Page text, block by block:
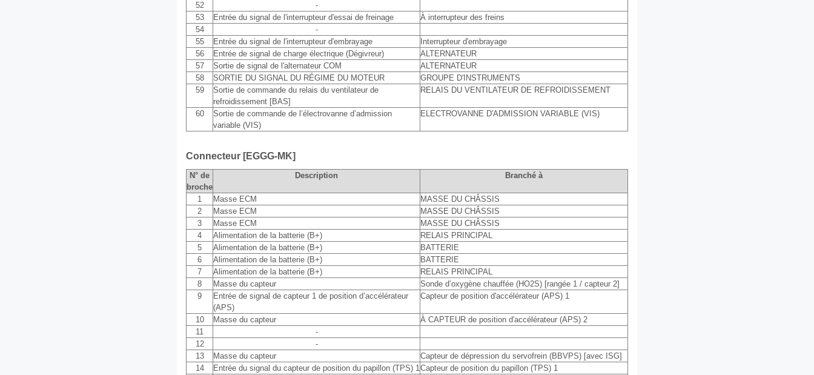
52
-
53
Entrée du signal de l'interrupteur d'essai de freinage
À interrupteur des freins
54
-
55
Entrée du signal de l′interrupteur d′embrayage
Interrupteur d'embrayage
56
Entrée de signal de charge électrique (Dégivreur)
ALTERNATEUR
57
Sortie de signal de l'alternateur COM
ALTERNATEUR
58
SORTIE DU SIGNAL DU RÉGIME DU MOTEUR
GROUPE D′INSTRUMENTS
59
Sortie de commande du relais du ventilateur de
refroidissement [BAS]
RELAIS DU VENTILATEUR DE REFROIDISSEMENT
60
Sortie de commande de l’électrovanne d’admission
variable (VIS)
ELECTROVANNE D′ADMISSION VARIABLE (VIS)
Connecteur [EGGG-MK]
N° de
broche
Description Branché à
1 Masse ECM
MASSE DU CHÂSSIS
2
Masse ECM
MASSE DU CHÂSSIS
3
Masse ECM
MASSE DU CHÂSSIS
4
Alimentation de la batterie (B+)
RELAIS PRINCIPAL
5
Alimentation de la batterie (B+)
BATTERIE
6
Alimentation de la batterie (B+)
BATTERIE
7
Alimentation de la batterie (B+)
RELAIS PRINCIPAL
8
Masse du capteur
Sonde d’oxygène chauffée (HO2S) [rangée 1 / capteur 2]
9
Entrée de signal de capteur 1 de position d’accélérateur
(APS)
Capteur de position d'accélérateur (APS) 1
10 Masse du capteur
À CAPTEUR de position d′accélérateur (APS) 2
11
-
12
-
13
Masse du capteur
Capteur de dépression du servofrein (BBVPS) [avec ISG]
14
Entrée du signal du capteur de position du papillon (TPS) 1Capteur de position du papillon (TPS) 1